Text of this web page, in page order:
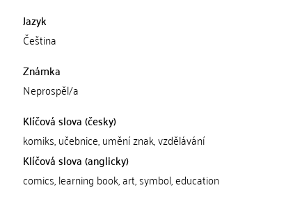
Jazyk
Čeština
Známka
Neprospěl/a
Klíčová slova (česky)
komiks, učebnice, umění znak, vzdělávání
Klíčová slova (anglicky)
comics, learning book, art, symbol, education